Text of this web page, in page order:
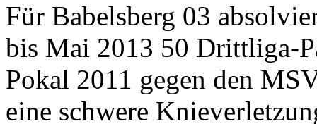
Für Babelsberg 03
bis Mai 2013 50 Drittliga-
Pokal 2011 gegen den
eine schwere